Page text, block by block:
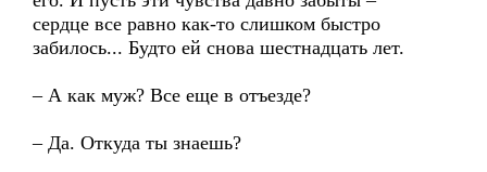
сердце все равно как-то слишком быстро
забилось... Будто ей снова шестнадцать лет.
– А как муж? Все еще в отъезде?
– Да. Откуда ты знаешь?